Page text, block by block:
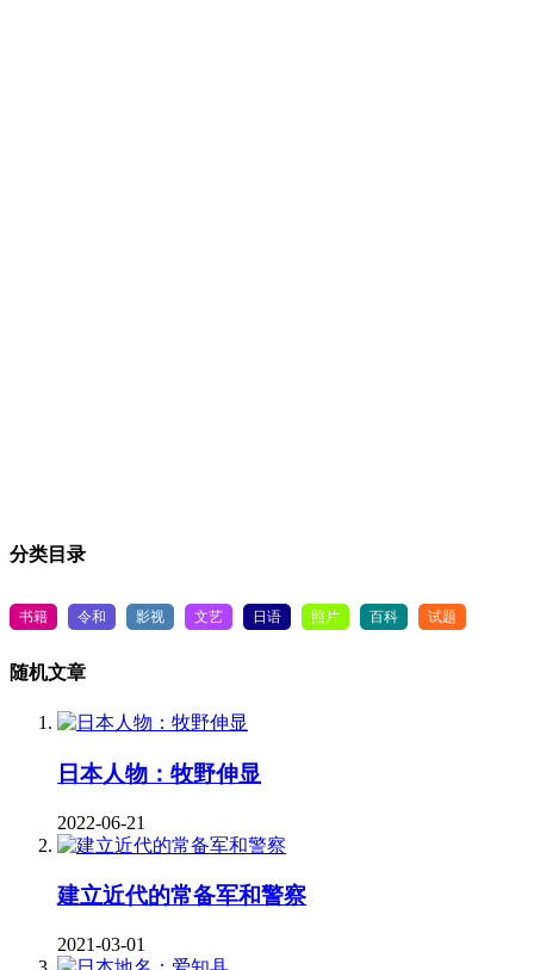
分类目录
书籍 令和 影视 文艺 日语 照片 百科 试题
随机文章
日本人物：牧野伸显
2022-06-21
建立近代的常备军和警察
2021-03-01